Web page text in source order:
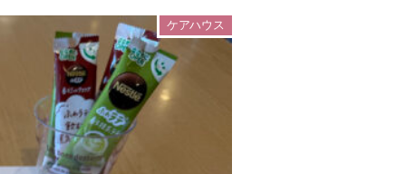
ケアハウス